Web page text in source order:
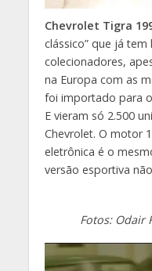
Chevrolet Tigra
clássico” que já
colecionadores,
na Europa com as
foi importado para
E vieram só 2.500
Chevrolet. O motor
eletrônica é o
versão esportiva
Fotos: Odair